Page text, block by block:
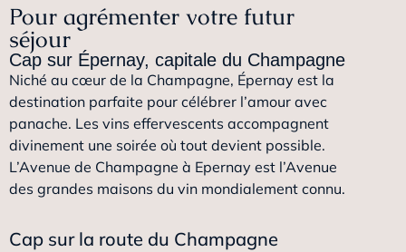
Pour agrémenter votre futur
séjour
Cap sur Épernay, capitale du Champagne
Niché au cœur de la Champagne, Épernay est la
destination parfaite pour célébrer l’amour avec
panache. Les vins effervescents accompagnent
divinement une soirée où tout devient possible.
L’Avenue de Champagne à Epernay est l’Avenue
des grandes maisons du vin mondialement connu.
Cap sur la route du Champagne